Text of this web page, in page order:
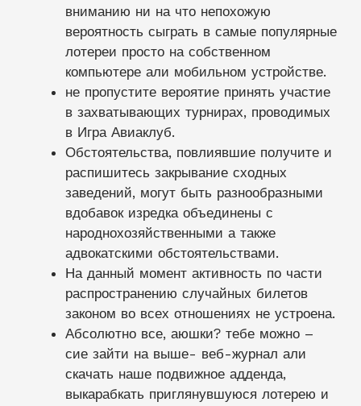
вниманию ни на что непохожую
вероятность сыграть в самые популярные
лотереи просто на собственном
компьютере али мобильном устройстве.
не пропустите вероятие принять участие
в захватывающих турнирах, проводимых
в Игра Авиаклуб.
Обстоятельства, повлиявшие получите и
распишитесь закрывание сходных
заведений, могут быть разнообразными
вдобавок изредка объединены с
народнохозяйственными а также
адвокатскими обстоятельствами.
На данный момент активность по части
распространению случайных билетов
законом во всех отношениях не устроена.
Абсолютно все, аюшки? тебе можно –
сие зайти на выше- веб-журнал али
скачать наше подвижное адденда,
выкарабкать приглянувшуюся лотерею и